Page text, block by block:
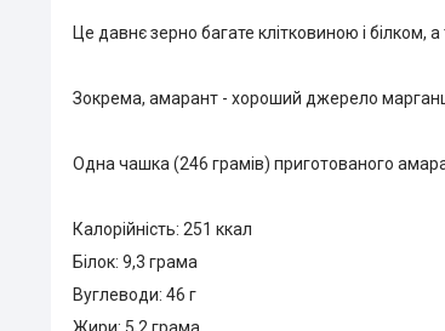
Це давнє зерно багате клітковиною і
Зокрема, амарант - хороший джерело
Одна чашка (246 грамів) приготованого
Калорійність: 251 ккал
Білок: 9,3 грама
Вуглеводи: 46 г